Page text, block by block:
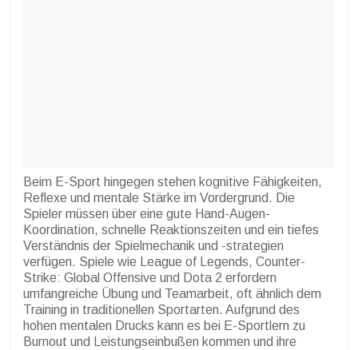
Beim E-Sport hingegen stehen kognitive Fähigkeiten,
Reflexe und mentale Stärke im Vordergrund. Die
Spieler müssen über eine gute Hand-Augen-
Koordination, schnelle Reaktionszeiten und ein tiefes
Verständnis der Spielmechanik und -strategien
verfügen. Spiele wie League of Legends, Counter-
Strike: Global Offensive und Dota 2 erfordern
umfangreiche Übung und Teamarbeit, oft ähnlich dem
Training in traditionellen Sportarten. Aufgrund des
hohen mentalen Drucks kann es bei E-Sportlern zu
Burnout und Leistungseinbußen kommen und ihre